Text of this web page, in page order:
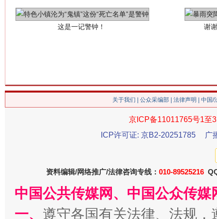
在谋一域中谋全局
今
关于我们 公众采编部 法律声明 | 中国
京ICP备11011765号1至
ICP许可证: 京B2-20251785
广
资料编辑/网络推广/法律咨询专线： 010-89525216
中国公共传媒网、中国公众传
一、 遵守各国有关法律、法规